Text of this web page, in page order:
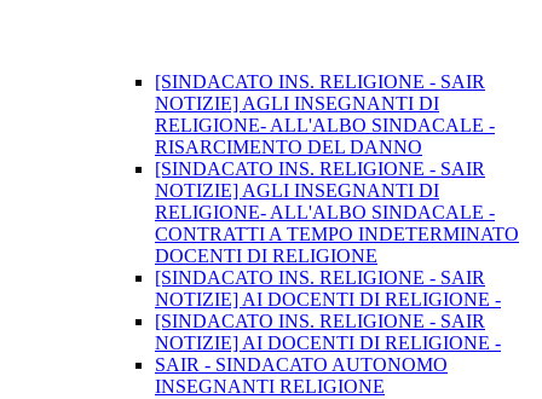
[SINDACATO INS. RELIGIONE - SAIR
NOTIZIE] AGLI INSEGNANTI DI
RELIGIONE- ALL'ALBO SINDACALE -
RISARCIMENTO DEL DANNO
[SINDACATO INS. RELIGIONE - SAIR
NOTIZIE] AGLI INSEGNANTI DI
RELIGIONE- ALL'ALBO SINDACALE -
CONTRATTI A TEMPO INDETERMINATO
DOCENTI DI RELIGIONE
[SINDACATO INS. RELIGIONE - SAIR
NOTIZIE] AI DOCENTI DI RELIGIONE -
[SINDACATO INS. RELIGIONE - SAIR
NOTIZIE] AI DOCENTI DI RELIGIONE -
SAIR - SINDACATO AUTONOMO
INSEGNANTI RELIGIONE